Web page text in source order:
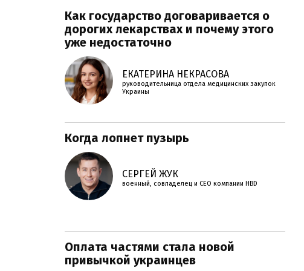
Как государство договаривается о
дорогих лекарствах и почему этого
уже недостаточно
ЕКАТЕРИНА НЕКРАСОВА
руководительница отдела медицинских закупок
Украины
Когда лопнет пузырь
СЕРГЕЙ ЖУК
военный, совладелец и СЕО компании HBD
Оплата частями стала новой
привычкой украинцев